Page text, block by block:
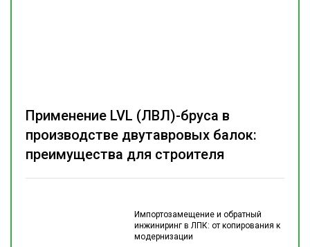
Импортозамещение и обратный
инжиниринг в ЛПК: от копирования к
модернизации
Применение LVL (ЛВЛ)-бруса в
производстве двутавровых балок:
преимущества для строителя